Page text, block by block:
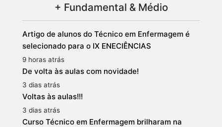
+ Fundamental & Médio
Artigo de alunos do Técnico em Enfermagem é
selecionado para o IX ENECIÊNCIAS
9 horas atrás
De volta às aulas com novidade!
3 dias atrás
Voltas às aulas!!!
3 dias atrás
Curso Técnico em Enfermagem brilharam na